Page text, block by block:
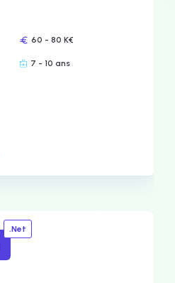
60 - 80 K€
7 - 10 ans
.Net